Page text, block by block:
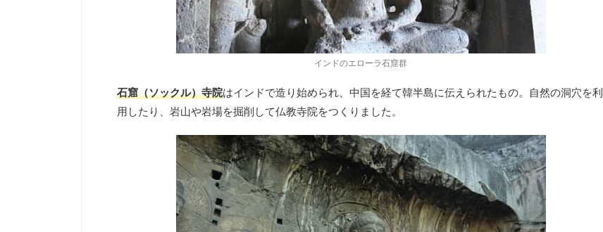
インドのエローラ石窟群
石窟（ソックル）寺院はインドで造り始められ、中国を経て韓半島に伝えられたもの。自然の洞穴を利
用したり、岩山や岩場を掘削して仏教寺院をつくりました。